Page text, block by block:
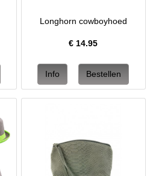
Longhorn cowboyhoed
€ 14.95